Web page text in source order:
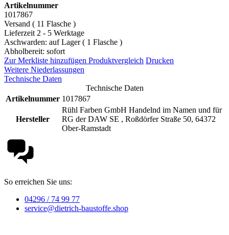
Artikelnummer
1017867
Versand ( 11 Flasche )
Lieferzeit 2 - 5 Werktage
Aschwarden: auf Lager ( 1 Flasche )
Abholbereit: sofort
Zur Merkliste hinzufügen Produktvergleich Drucken
Weitere Niederlassungen
Technische Daten
Technische Daten
Artikelnummer 1017867
Hersteller
Rühl Farben GmbH Handelnd im Namen und für
RG der DAW SE , Roßdörfer Straße 50, 64372
Ober-Ramstadt
So erreichen Sie uns:
04296 / 74 99 77
service@dietrich-baustoffe.shop